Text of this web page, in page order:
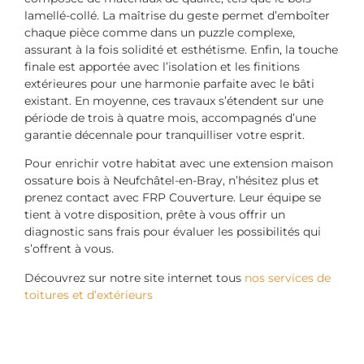
lamellé-collé. La maîtrise du geste permet d’emboîter
chaque pièce comme dans un puzzle complexe,
assurant à la fois solidité et esthétisme. Enfin, la touche
finale est apportée avec l’isolation et les finitions
extérieures pour une harmonie parfaite avec le bâti
existant. En moyenne, ces travaux s’étendent sur une
période de trois à quatre mois, accompagnés d’une
garantie décennale pour tranquilliser votre esprit.
Pour enrichir votre habitat avec une extension maison
ossature bois à Neufchâtel-en-Bray, n’hésitez plus et
prenez contact avec FRP Couverture. Leur équipe se
tient à votre disposition, prête à vous offrir un
diagnostic sans frais pour évaluer les possibilités qui
s’offrent à vous.
Découvrez sur notre site internet tous nos services de
toitures et d’extérieurs